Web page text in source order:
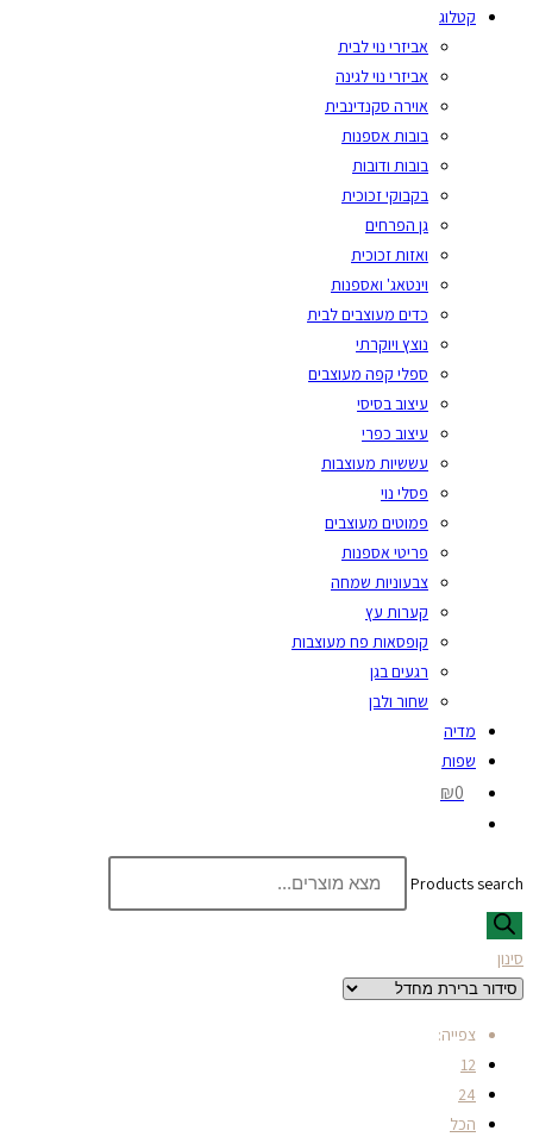
קטלוג
אביזרי נוי לבית
אביזרי נוי לגינה
אוירה סקנדינבית
בובות אספנות
בובות ודובות
בקבוקי זכוכית
גן הפרחים
ואזות זכוכית
וינטאג' ואספנות
כדים מעוצבים לבית
נוצץ ויוקרתי
ספלי קפה מעוצבים
עיצוב בסיסי
עיצוב כפרי
עששיות מעוצבות
פסלי נוי
פמוטים מעוצבים
פריטי אספנות
צבעוניות שמחה
קערות עץ
קופסאות פח מעוצבות
רגעים בגן
שחור ולבן
מדיה
שפות
₪0
Products search
סינון
צפייה:
12
24
הכל